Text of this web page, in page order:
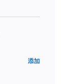
添加